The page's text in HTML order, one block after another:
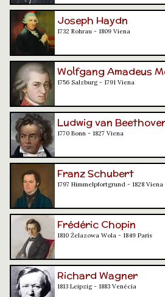
Joseph Haydn
1732 Rohrau - 1809 Viena
Wolfgang Amadeus
1756 Salzburg - 1791 Viena
Ludwig van
1770 Bonn - 1827 Viena
Franz Schubert
1797 Himmelpfortgrund - 1828 Viena
Frédéric Chopin
1810 Żelazowa Wola - 1849 París
Richard Wagner
1813 Leipzig - 1883 Venècia